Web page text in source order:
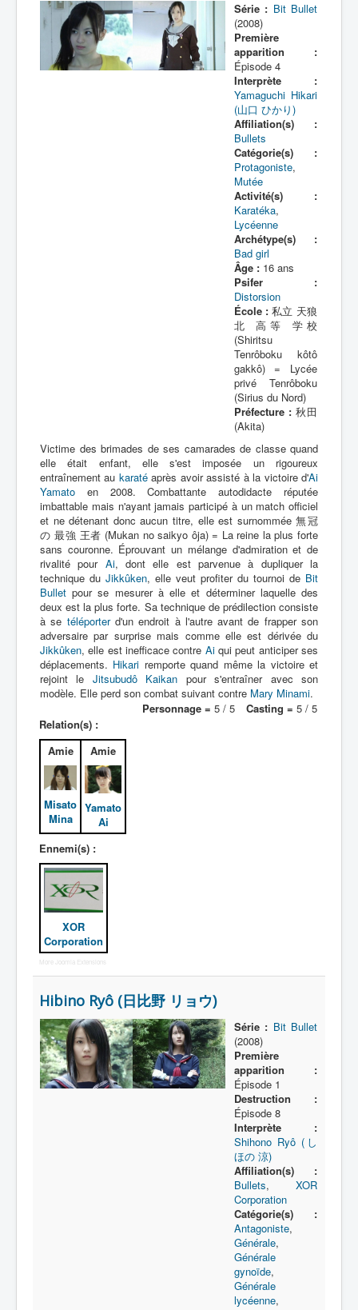
Série : Bit Bullet
(2008)
Première
apparition :
Épisode 4
Interprète :
Yamaguchi Hikari
(山口 ひかり)
Affiliation(s) :
Bullets
Catégorie(s) :
Protagoniste,
Mutée
Activité(s) :
Karatéka,
Lycéenne
Archétype(s) :
Bad girl
Âge :16 ans
Psifer :
Distorsion
École : 私立 天狼
北 高等 学校
(Shiritsu
Tenrôboku kôtô
gakkô) = Lycée
privé Tenrôboku
(Sirius du Nord)
Préfecture :秋田
(Akita)
Victime des brimades de ses camarades de classe quand
elle était enfant, elle s'est imposée un rigoureux
entraînement au karatéaprès avoir assisté à la victoire d'Ai
Yamato en 2008. Combattante autodidacte réputée
imbattable mais n'ayant jamais participé à un match officiel
et ne détenant donc aucun titre, elle est surnommée 無冠
の 最強 王者 (Mukan no saikyo ôja) = La reine la plus forte
sans couronne. Éprouvant un mélange d'admiration et de
rivalité pour Ai, dont elle est parvenue à dupliquer la
technique du Jikkûken, elle veut profiter du tournoi de Bit
Bullet pour se mesurer à elle et déterminer laquelle des
deux est la plus forte. Sa technique de prédilection consiste
à se téléporterd'un endroit à l'autre avant de frapper son
adversaire par surprise mais comme elle est dérivée du
Jikkûken, elle est inefficace contre Aiqui peut anticiper ses
déplacements. Hikari remporte quand même la victoire et
rejoint le Jitsubudô Kaikan pour s'entraîner avec son
modèle. Elle perd son combat suivant contre Mary Minami.
Personnage = 5 / 5 Casting = 5 / 5
Relation(s) :
Amie
Misato
Mina
Amie
Yamato
Ai
Ennemi(s) :
XOR
Corporation
More Joomla Extensions
Hibino Ryô (日比野 リョウ)
Série : Bit Bullet
(2008)
Première
apparition :
Épisode 1
Destruction :
Épisode 8
Interprète :
Shihono Ryô (し
ほの 涼)
Affiliation(s) :
Bullets, XOR
Corporation
Catégorie(s) :
Antagoniste,
Générale,
Générale
gynoïde,
Générale
lycéenne,